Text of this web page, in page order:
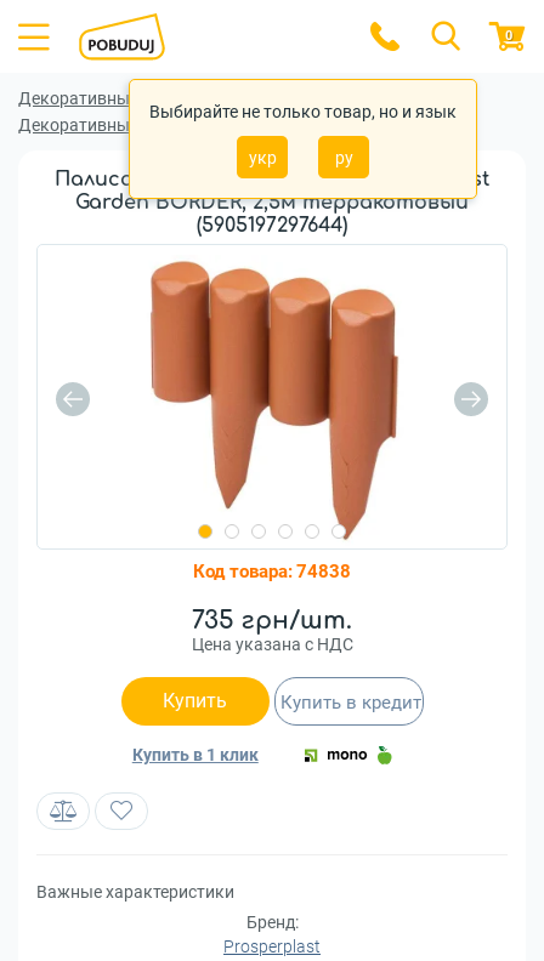
Выбирайте не только товар, но и язык
укр ру
0
Декоративный заборчик
Декоративный заборчик Prosperplast
Палисадник декоративный Prosperplast
Garden BORDER, 2,5м терракотовый
(5905197297644)
Код товара:74838
735 грн/шт.
Цена указана с НДС
Купить
Купить в 1 клик
Купить в кредит
Важные характеристики
Бренд:
Prosperplast